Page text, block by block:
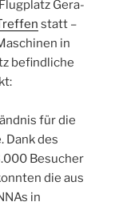
Gera-
statt –
in
befindliche
für die
Dank des
Besucher
die aus
in